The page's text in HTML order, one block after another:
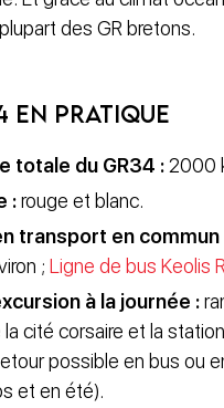
des GR bretons.
en pratique
totale du GR34 :2000
:rouge et blanc.
transport en commun
; Ligne de bus Keolis
à la journée :
la cité corsaire et la
possible en bus ou
et en été).